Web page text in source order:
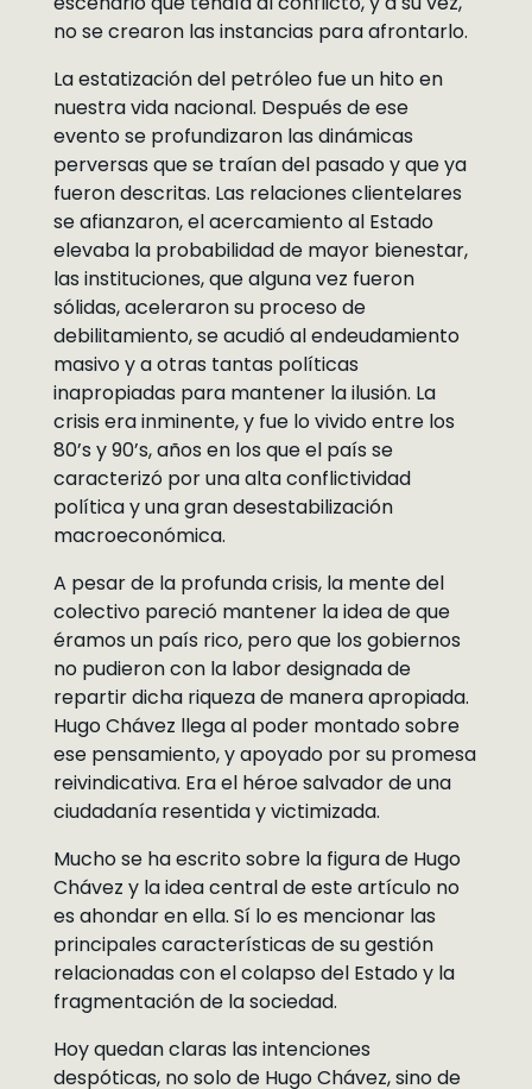
no se crearon las instancias para afrontarlo.
La estatización del petróleo fue un hito en
nuestra vida nacional. Después de ese
evento se profundizaron las dinámicas
perversas que se traían del pasado y que ya
fueron descritas. Las relaciones clientelares
se afianzaron, el acercamiento al Estado
elevaba la probabilidad de mayor bienestar,
las instituciones, que alguna vez fueron
sólidas, aceleraron su proceso de
debilitamiento, se acudió al endeudamiento
masivo y a otras tantas políticas
inapropiadas para mantener la ilusión. La
crisis era inminente, y fue lo vivido entre los
80’s y 90’s, años en los que el país se
caracterizó por una alta conflictividad
política y una gran desestabilización
macroeconómica.
A pesar de la profunda crisis, la mente del
colectivo pareció mantener la idea de que
éramos un país rico, pero que los gobiernos
no pudieron con la labor designada de
repartir dicha riqueza de manera apropiada.
Hugo Chávez llega al poder montado sobre
ese pensamiento, y apoyado por su promesa
reivindicativa. Era el héroe salvador de una
ciudadanía resentida y victimizada.
Mucho se ha escrito sobre la figura de Hugo
Chávez y la idea central de este artículo no
es ahondar en ella. Sí lo es mencionar las
principales características de su gestión
relacionadas con el colapso del Estado y la
fragmentación de la sociedad.
Hoy quedan claras las intenciones
despóticas, no solo de Hugo Chávez, sino de